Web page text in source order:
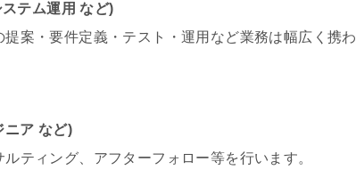
テム運用 など)
案・要件定義・テスト・運用など業務は幅広く携わ
ニア など)
ティング、アフターフォロー等を行います。